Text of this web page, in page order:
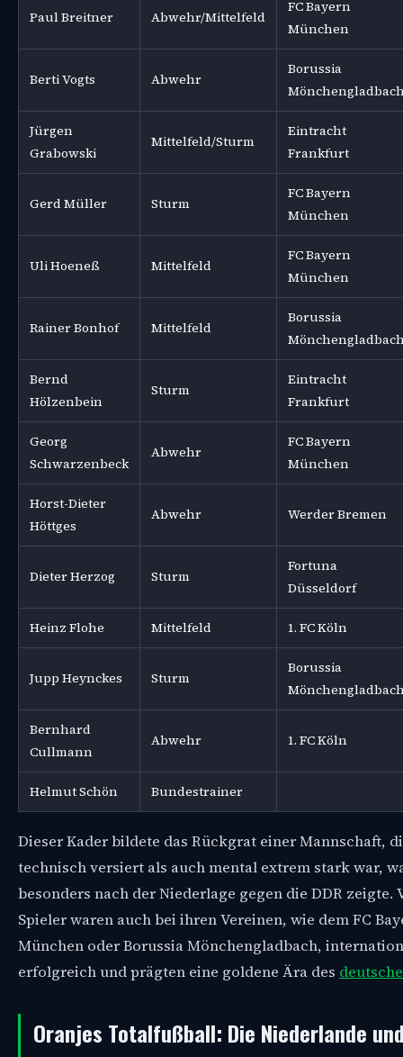
Paul Breitner Abwehr/Mittelfeld
FC Bayern
München
Berti Vogts Abwehr
Borussia
Jürgen
Grabowski
Mittelfeld/Sturm
Eintracht
Frankfurt
Gerd Müller Sturm
FC Bayern
München
Uli Hoeneß Mittelfeld
FC Bayern
München
Rainer Bonhof Mittelfeld
Borussia
Bernd
Hölzenbein
Sturm
Eintracht
Frankfurt
Georg
Schwarzenbeck
Abwehr
FC Bayern
München
Horst-Dieter
Höttges
Abwehr Werder Bremen
Dieter Herzog Sturm
Fortuna
Düsseldorf
Heinz Flohe Mittelfeld 1. FC Köln
Jupp Heynckes Sturm
Borussia
Bernhard
Cullmann
Abwehr 1. FC Köln
Helmut Schön Bundestrainer
Dieser Kader bildete das Rückgrat einer Mannschaft,
technisch versiert als auch mental extrem stark war,
besonders nach der Niederlage gegen die DDR zeigte.
Spieler waren auch bei ihren Vereinen, wie dem FC
München oder Borussia Mönchengladbach,
erfolgreich und prägten eine goldene Ära des
Oranjes Totalfußball: Die Niederlande